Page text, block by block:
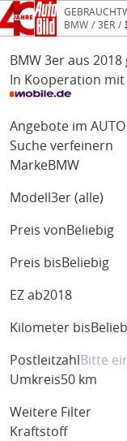
BMW
3ER
BMW 3er aus
In Kooperation mit
Angebote im
Suche verfeinern
MarkeBMW
Modell 3er (alle)
Preis von Beliebig
Preis bis Beliebig
EZ ab2018
Kilometer bis
Postleitzahl
Umkreis50 km
Weitere Filter
Kraftstoff